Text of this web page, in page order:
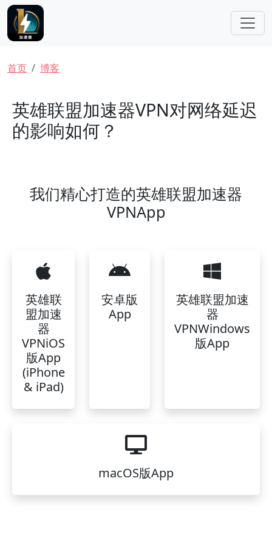
跳转到主要内容
面包屑
首页 博客
英雄联盟加速器VPN对网络延迟
的影响如何？
我们精心打造的英雄联盟加速器
VPNApp
英雄联
盟加速
器
VPNiOS
版App
(iPhone
& iPad)
安卓版
App
英雄联盟加速
器
VPNWindows
版App
macOS版App